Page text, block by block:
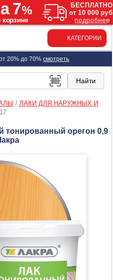
КАТЕГОРИИ
20% до 70%смотреть
/ ЛАКИ ДЛЯ НАРУЖНЫХ И
тонированный орегон 0,9